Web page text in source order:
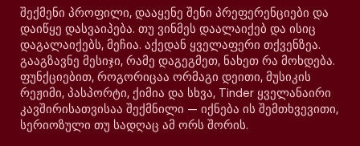
შექმენი პროფილი, დააყენე შენი პრეფერენციები და
დაიწყე დასვაიპება. თუ ვინმეს დაალაიქებ და ისიც
დაგალაიქებს, მეჩია. აქედან ყველაფერი თქვენზეა.
გააგზავნე მესიჯი, რამე დაგეგმეთ, ნახეთ რა მოხდება.
ფუნქციებით, როგორიცაა ორმაგი დეითი, მუსიკის
რეჟიმი, პასპორტი, ქიმია და სხვა, Tinder ყველანაირი
კავშირისათვისაა შექმნილი — იქნება ის შემთხვევითი,
სერიოზული თუ სადღაც ამ ორს შორის.